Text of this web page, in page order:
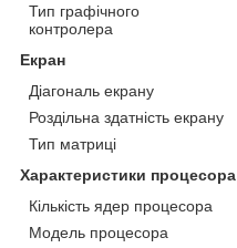
Тип графічного
контролера
Екран
Діагональ екрану
Роздільна здатність екрану
Тип матриці
Характеристики процесора
Кількість ядер процесора
Модель процесора